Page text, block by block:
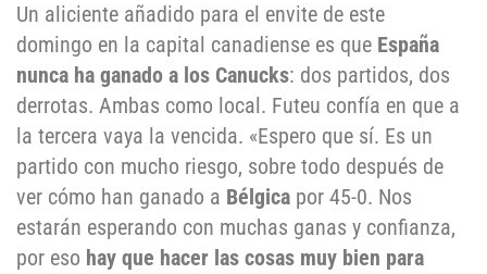
Un aliciente añadido para el envite de este
domingo en la capital canadiense es que España
nunca ha ganado a los Canucks: dos partidos, dos
derrotas. Ambas como local. Futeu confía en que a
la tercera vaya la vencida. «Espero que sí. Es un
partido con mucho riesgo, sobre todo después de
ver cómo han ganado a Bélgica por 45-0. Nos
estarán esperando con muchas ganas y confianza,
por eso hay que hacer las cosas muy bien para